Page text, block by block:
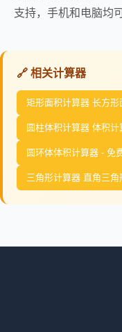
支持，手机和电脑均
🔗 相关计算器
矩形面积计算器 长方形
圆柱体积计算器 体积计
圆环体体积计算器 - 免
三角形计算器 直角三角